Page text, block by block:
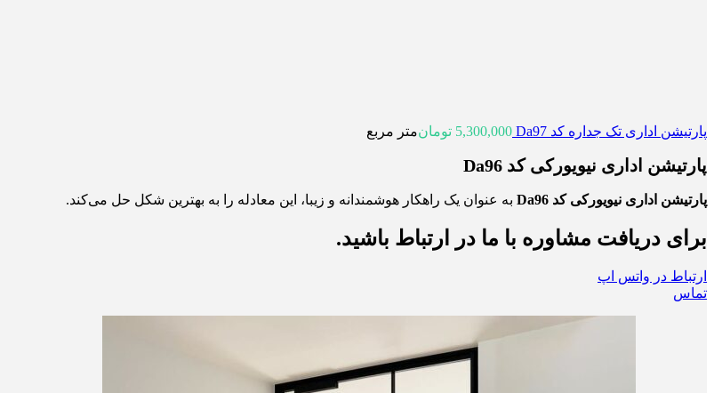
پارتیشن اداری تک جداره کد Da97 5,300,000 تومانمتر مربع
پارتیشن اداری نیویورکی کد Da96
پارتیشن اداری نیویورکی کد Da96 به عنوان یک راهکار هوشمندانه و زیبا، این معادله را به بهترین شکل حل می‌کند.
برای دریافت مشاوره با ما در ارتباط باشید.
ارتباط در واتس اپ
تماس